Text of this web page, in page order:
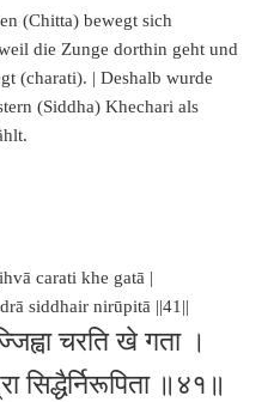
(Chitta) bewegt sich
die Zunge dorthin geht und
(charati). | Deshalb wurde
(Siddha) Khechari als
carati khe gatā |
siddhair nirūpitā ||41||
चरति खे गता ।
सिद्धैर्निरूपिता ॥४१॥